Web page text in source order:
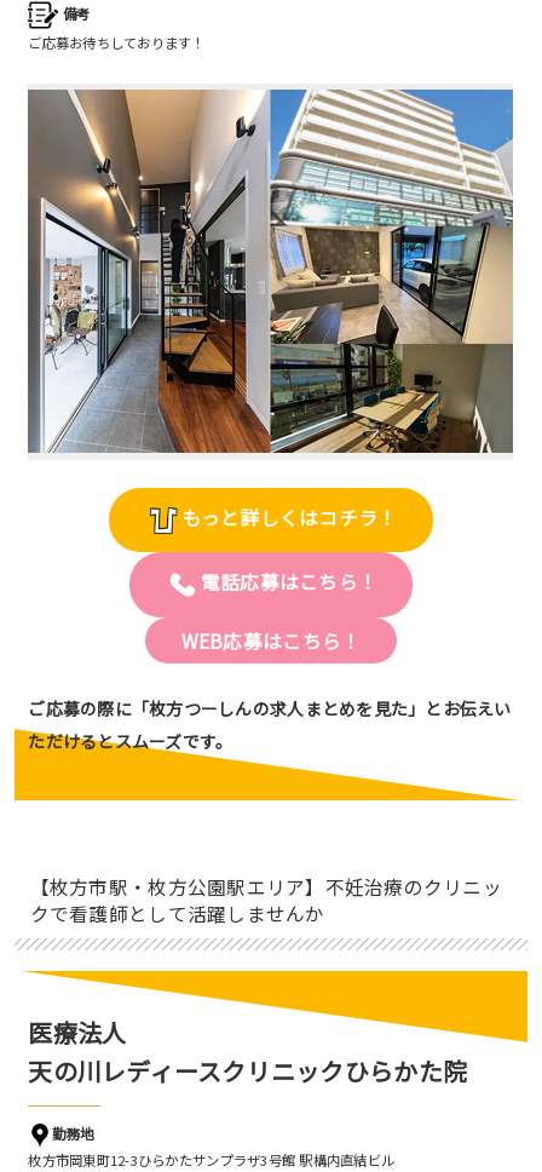
備考
ご応募お待ちしております！
もっと詳しくはコチラ！
電話応募はこちら！
WEB応募はこちら！
ご応募の際に「枚方つーしんの求人まとめを見た」とお伝えい
ただけるとスムーズです。
【枚方市駅・枚方公園駅エリア】不妊治療のクリニッ
クで看護師として活躍しませんか
医療法人
天の川レディースクリニックひらかた院
勤務地
枚方市岡東町12-3ひらかたサンプラザ3号館 駅構内直結ビル